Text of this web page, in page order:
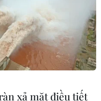
đặt
xả mặt điều tiết